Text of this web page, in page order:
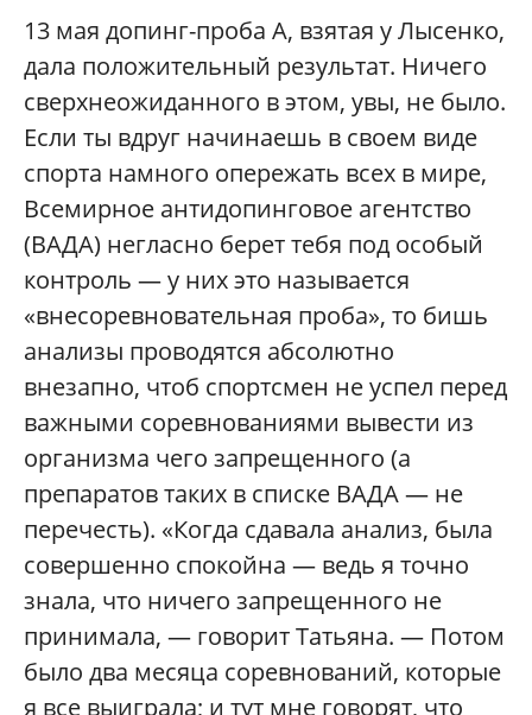
13 мая допинг-проба А, взятая у Лысенко,
дала положительный результат. Ничего
сверхнеожиданного в этом, увы, не было.
Если ты вдруг начинаешь в своем виде
спорта намного опережать всех в мире,
Всемирное антидопинговое агентство
(ВАДА) негласно берет тебя под особый
контроль — у них это называется
«внесоревновательная проба», то бишь
анализы проводятся абсолютно
внезапно, чтоб спортсмен не успел перед
важными соревнованиями вывести из
организма чего запрещенного (а
препаратов таких в списке ВАДА — не
перечесть). «Когда сдавала анализ, была
совершенно спокойна — ведь я точно
знала, что ничего запрещенного не
принимала, — говорит Татьяна. — Потом
было два месяца соревнований, которые
я все выиграла; и тут мне говорят, что